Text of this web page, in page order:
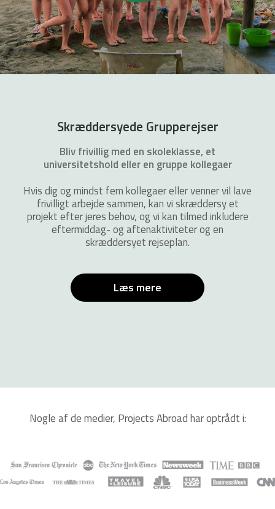
Skræddersyede Grupperejser
Bliv frivillig med en skoleklasse, et
universitetshold eller en gruppe kollegaer
Hvis dig og mindst fem kollegaer eller venner vil lave
frivilligt arbejde sammen, kan vi skræddersy et
projekt efter jeres behov, og vi kan tilmed inkludere
eftermiddag- og aftenaktiviteter og en
skræddersyet rejseplan.
Læs mere
Nogle af de medier, Projects Abroad har optrådt i: